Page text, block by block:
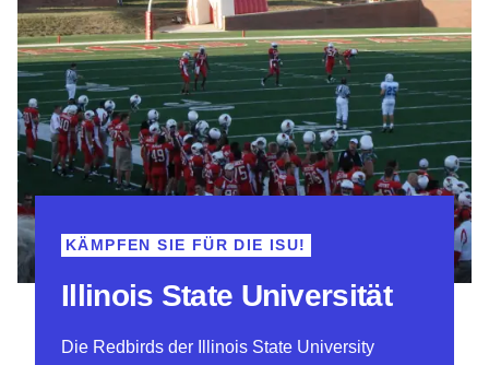
Illinois State Universität
KÄMPFEN SIE FÜR DIE ISU!
Die Redbirds der Illinois State University